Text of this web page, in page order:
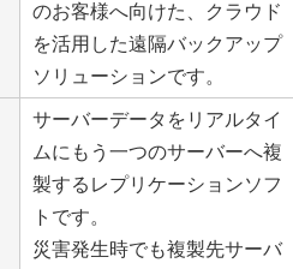
のお客様へ向けた、クラウド
を活用した遠隔バックアップ
ソリューションです。
サーバーデータをリアルタイ
ムにもう一つのサーバーへ複
製するレプリケーションソフ
トです。
災害発生時でも複製先サーバ